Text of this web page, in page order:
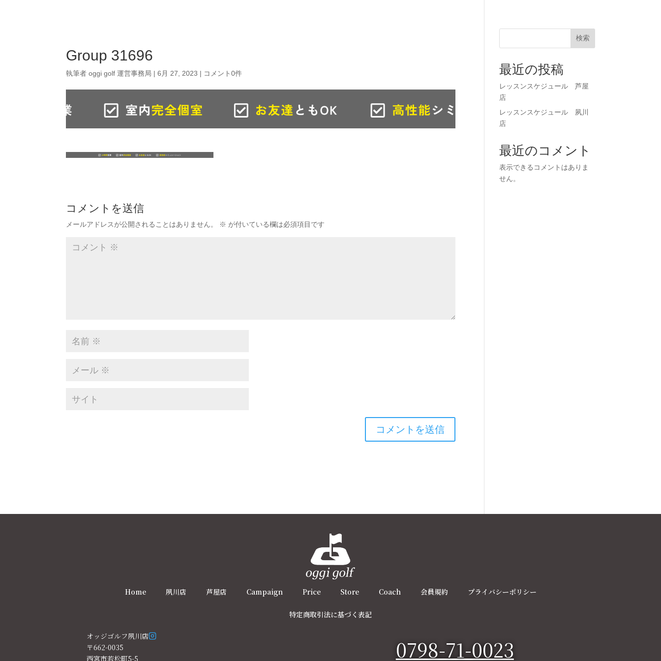
Group 31696
執筆者oggi golf 運営事務局 |6月 27, 2023 | コメント0件
コメントを送信
メールアドレスが公開されることはありません。 ※ が付いている欄は必須項目です
検索
最近の投稿
レッスンスケジュール 芦屋
店
レッスンスケジュール 夙川
店
最近のコメント
表示できるコメントはありま
せん。
Home 夙川店 芦屋店 Campaign Price Store Coach 会員規約 プライバシーポリシー
特定商取引法に基づく表記
オッジゴルフ夙川店
〒662-0035
西宮市若松町5-5
0798-71-0023